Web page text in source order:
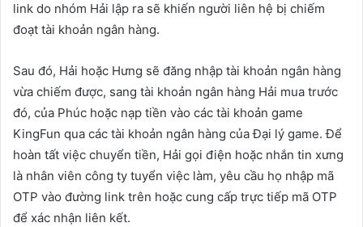
link do nhóm Hải lập ra sẽ khiến người liên hệ bị chiếm
đoạt tài khoản ngân hàng.
Sau đó, Hải hoặc Hưng sẽ đăng nhập tài khoản ngân hàng
vừa chiếm được, sang tài khoản ngân hàng Hải mua trước
đó, của Phúc hoặc nạp tiền vào các tài khoản game
KingFun qua các tài khoản ngân hàng của Đại lý game. Để
hoàn tất việc chuyển tiền, Hải gọi điện hoặc nhắn tin xưng
là nhân viên công ty tuyển việc làm, yêu cầu họ nhập mã
OTP vào đường link trên hoặc cung cấp trực tiếp mã OTP
để xác nhận liên kết.